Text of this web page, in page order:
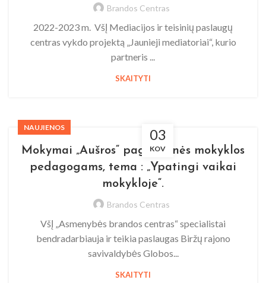
Brandos Centras
2022-2023 m. VšĮ Mediacijos ir teisinių paslaugų
centras vykdo projektą „Jaunieji mediatoriai“, kurio
partneris ...
SKAITYTI
03
KOV
NAUJIENOS
Mokymai „Aušros“ pagrindinės mokyklos
pedagogams, tema : „Ypatingi vaikai
mokykloje“.
Brandos Centras
VšĮ „Asmenybės brandos centras“ specialistai
bendradarbiauja ir teikia paslaugas Biržų rajono
savivaldybės Globos...
SKAITYTI